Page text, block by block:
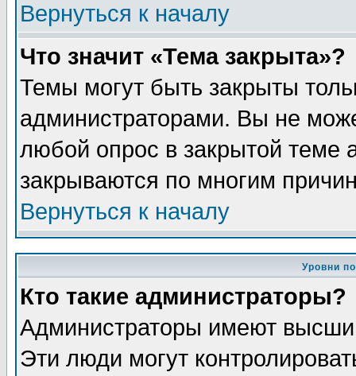
Вернуться к началу
Что значит «Тема закрыта»?
Темы могут быть закрыты
администраторами. Вы не
любой опрос в закрытой теме
закрываются по многим
Вернуться к началу
Уровни
Кто такие администраторы?
Администраторы имеют
Эти люди могут